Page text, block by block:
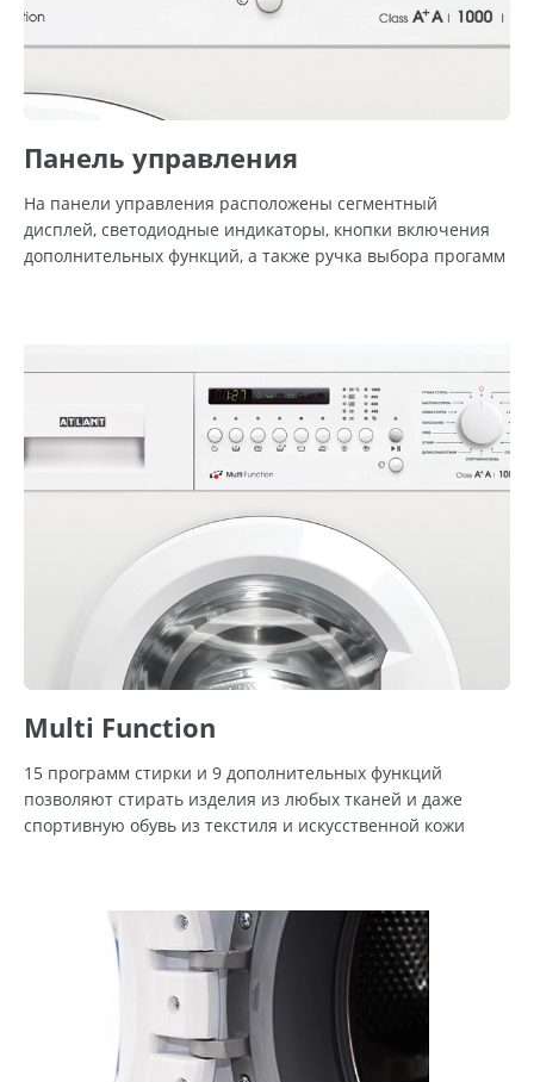
Панель управления
На панели управления расположены сегментный
дисплей, светодиодные индикаторы, кнопки включения
дополнительных функций, а также ручка выбора прогамм
Multi Function
15 программ стирки и 9 дополнительных функций
позволяют стирать изделия из любых тканей и даже
спортивную обувь из текстиля и искусственной кожи